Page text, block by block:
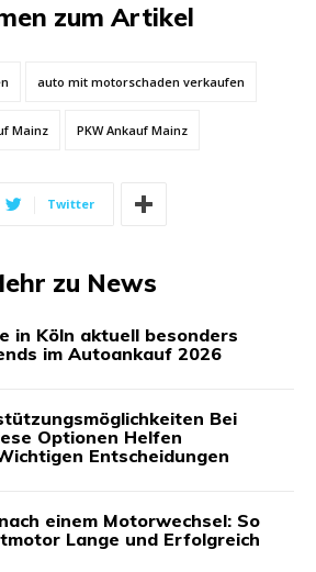
zum Artikel
auto mit motorschaden verkaufen
Mainz PKW Ankauf Mainz
Twitter
zu News
in Köln aktuell besonders
im Autoankauf 2026
Bei
Optionen Helfen
Entscheidungen
einem Motorwechsel: So
Lange und Erfolgreich